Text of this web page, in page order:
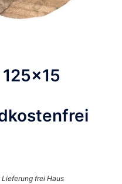
Lieferung frei Haus